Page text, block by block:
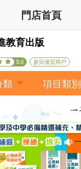
教育出版
5.0 參與優質商戶
類 項目類別
門店首頁